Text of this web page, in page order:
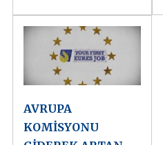
AVRUPA
KOMİSYONU